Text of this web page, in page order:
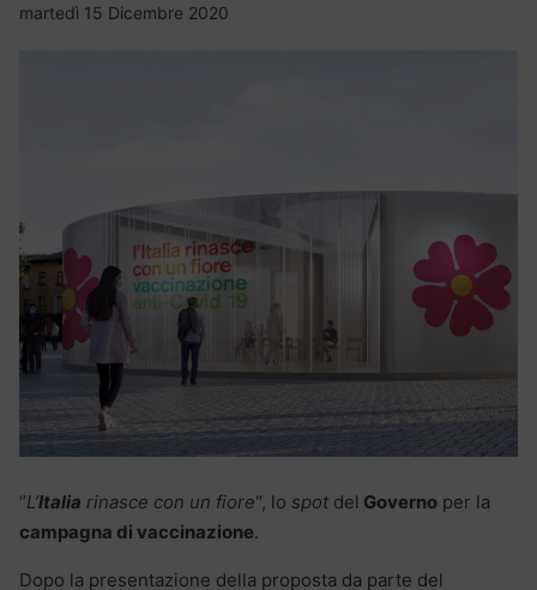
martedì 15 Dicembre 2020
“L’Italia rinasce con un fiore“, lo spot del Governo per la
campagna di vaccinazione.
Dopo la presentazione della proposta da parte del